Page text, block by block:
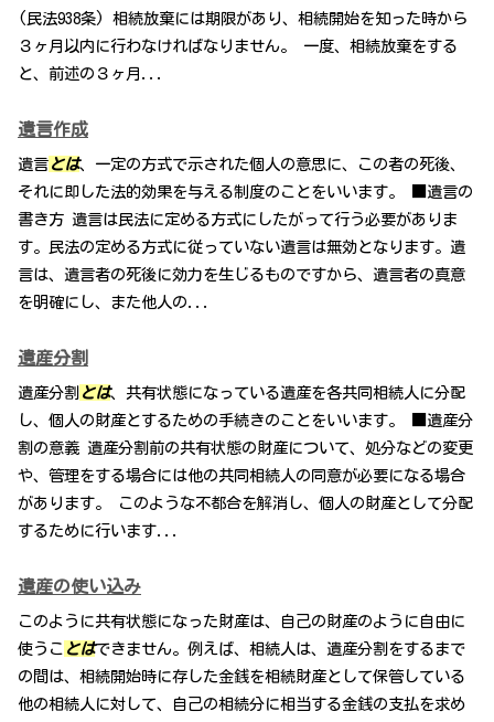
(民法938条) 相続放棄には期限があり、相続開始を知った時から
３ヶ月以内に行わなければなりません。 一度、相続放棄をする
と、前述の３ヶ月...
遺言作成
遺言 とは、一定の方式で示された個人の意思に、この者の死後、
それに即した法的効果を与える制度のことをいいます。 ■遺言の
書き方 遺言は民法に定める方式にしたがって行う必要がありま
す。民法の定める方式に従っていない遺言は無効となります。遺
言は、遺言者の死後に効力を生じるものですから、遺言者の真意
を明確にし、また他人の...
遺産分割
遺産分割 とは、共有状態になっている遺産を各共同相続人に分配
し、個人の財産とするための手続きのことをいいます。 ■遺産分
割の意義 遺産分割前の共有状態の財産について、処分などの変更
や、管理をする場合には他の共同相続人の同意が必要になる場合
があります。 このような不都合を解消し、個人の財産として分配
するために行います...
遺産の使い込み
このように共有状態になった財産は、自己の財産のように自由に
使うこ とはできません。例えば、相続人は、遺産分割をするまで
の間は、相続開始時に存した金銭を相続財産として保管している
他の相続人に対して、自己の相続分に相当する金銭の支払を求め